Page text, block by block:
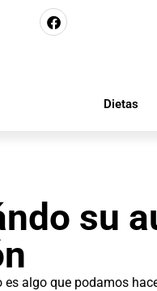
Dietas
su
algo que podamos